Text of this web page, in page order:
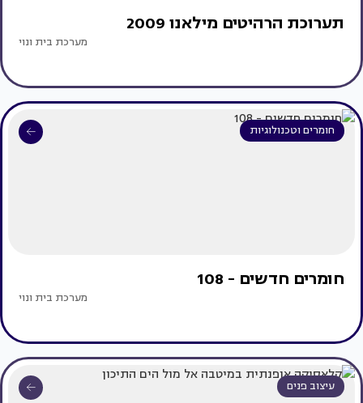
תערוכת הרהיטים מילאנו 2009
מערכת בית ונוי
חומרים וטכנולוגיות
חומרים חדשים - 108
מערכת בית ונוי
עיצוב פנים